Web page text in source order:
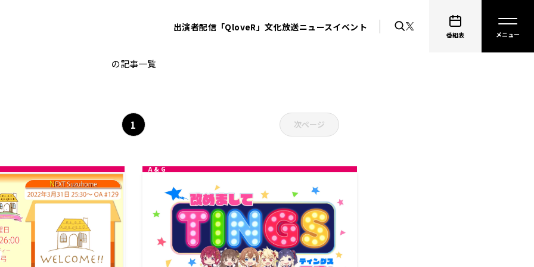
出演者配信「QloveR」文化放送ニュースイベント
番組表
非公開: 鈴代紗弓
の記事一覧
1 次ページ